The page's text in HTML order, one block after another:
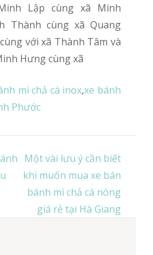
Lập cùng xã Minh
Thành cùng xã Quang
với xã Thành Tâm và
Hưng cùng xã
mì chả cá inox,xe bánh
Phước
Một vài lưu ý cần biết
khi muốn mua xe bán
bánh mì chả cá nóng
giá rẻ tại Hà Giang